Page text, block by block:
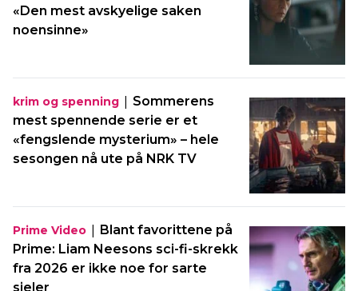
«Den mest avskyelige saken
noensinne»
krim og spenning | Sommerens
mest spennende serie er et
«fengslende mysterium» – hele
sesongen nå ute på NRK TV
Prime Video | Blant favorittene på
Prime: Liam Neesons sci-fi-skrekk
fra 2026 er ikke noe for sarte
sjeler